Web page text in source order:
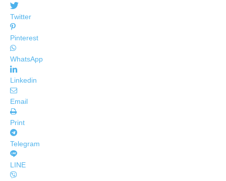
Twitter
Pinterest
WhatsApp
Linkedin
Email
Print
Telegram
LINE